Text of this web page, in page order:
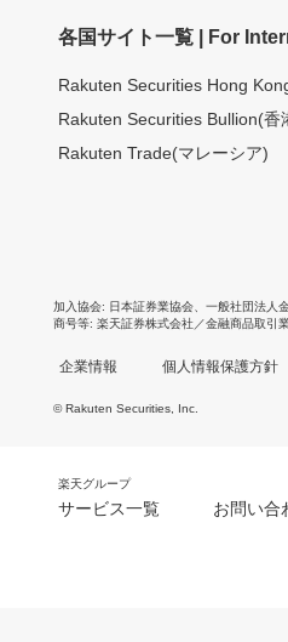
各国サイト一覧 | For
Rakuten Securities Hong
Rakuten Securities Bullion(香
Rakuten Trade(マレーシア)
加入協会 日本証券業協会 一般社団法人
商号等 楽天証券株式会社／金融商品取引
企業情報 個人情報保護方針
© Rakuten Securities, Inc.
楽天グループ
サービス一覧 お問い合